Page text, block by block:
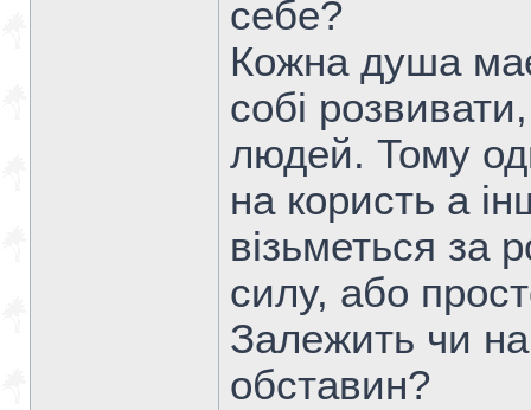
себе?
Кожна душа
собі
людей. Тому
на користь а
візьметься за
силу, або
Залежить чи
обставин?